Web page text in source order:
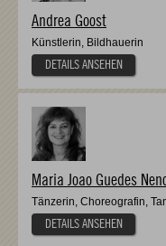
Andrea Goost
Künstlerin, Bildhauerin
DETAILS ANSEHEN
Maria Joao Guedes
Tänzerin, Choreografin,
DETAILS ANSEHEN